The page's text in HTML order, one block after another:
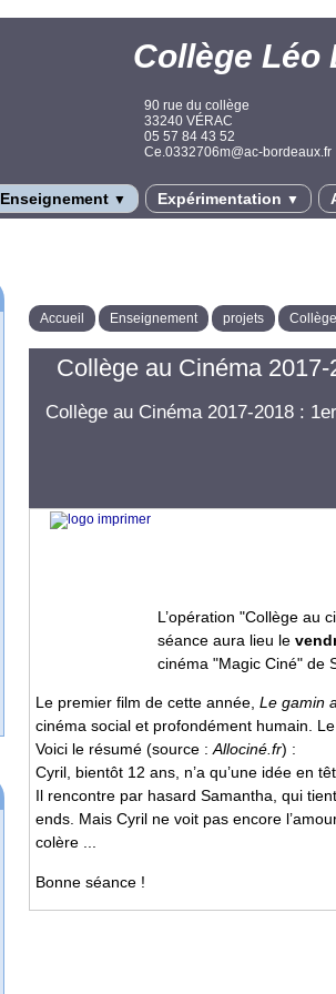
Collège Léo
90 rue du collège
33240 VÉRAC
05 57 84 43 52
Ce.0332706m@ac-bordeaux.fr
Enseignement ▼ Expérimentation ▼
Accueil Enseignement projets
Collège au Cinéma
Collège au Cinéma 2017-2018 :
L’opération "Collège au
séance aura lieu le
cinéma "Magic Ciné" de
Le premier film de cette année, Le gamin
cinéma social et profondément humain.
Voici le résumé (source :Allociné.fr) :
Cyril, bientôt 12 ans, n’a qu’une idée en
Il rencontre par hasard Samantha, qui
ends. Mais Cyril ne voit pas encore
colère ...
Bonne séance !